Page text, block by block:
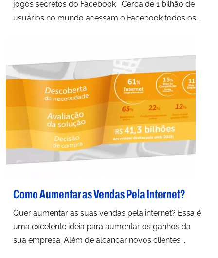
jogos secretos do Facebook Cerca de 1 bilhão de
usuários no mundo acessam o Facebook todos os ...
Como Aumentar as Vendas Pela Internet?
Quer aumentar as suas vendas pela internet? Essa é
uma excelente ideia para aumentar os ganhos da
sua empresa. Além de alcançar novos clientes ...